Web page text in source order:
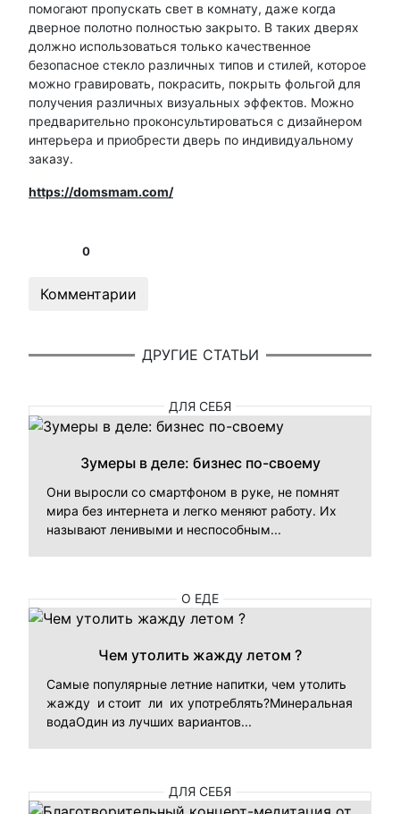
помогают пропускать свет в комнату, даже когда
дверное полотно полностью закрыто. В таких дверях
должно использоваться только качественное
безопасное стекло различных типов и стилей, которое
можно гравировать, покрасить, покрыть фольгой для
получения различных визуальных эффектов. Можно
предварительно проконсультироваться с дизайнером
интерьера и приобрести дверь по индивидуальному
заказу.
https://domsmam.com/
0
Комментарии
ДРУГИЕ СТАТЬИ
ДЛЯ СЕБЯ
Зумеры в деле: бизнес по-своему
Они выросли со смартфоном в руке, не помнят
мира без интернета и легко меняют работу. Их
называют ленивыми и неспособным...
О ЕДЕ
Чем утолить жажду летом ?
Самые популярные летние напитки, чем утолить
жажду и стоит ли их употреблять?Минеральная
водаОдин из лучших вариантов...
ДЛЯ СЕБЯ